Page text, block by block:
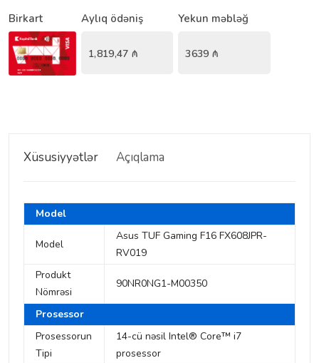
Birkart Aylıq ödəniş
1,819,47 ₼
Yekun məbləğ
3639 ₼
Xüsusiyyətlər Açıqlama
Model
Model
Asus TUF Gaming F16 FX608JPR-
RV019
Produkt
Nömrəsi
90NR0NG1-M00350
Prosessor
Prosessorun
Tipi
14-cü nəsil Intel® Core™ i7
prosessor